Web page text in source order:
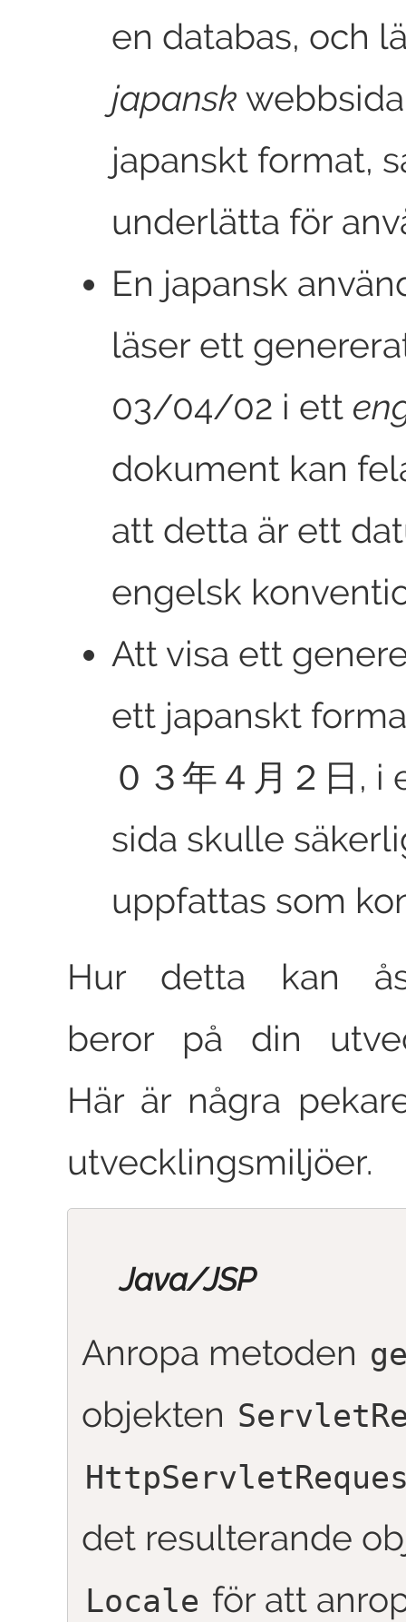
en databas, och
japansk
japanskt format,
underlätta för
En japansk
läser ett
03/04/02 i ett
dokument kan
att detta är ett
engelsk
Att visa ett
ett japanskt
０３年４月２日 , i
sida skulle
uppfattas som
Hur detta kan
beror på din
Här är några
utvecklingsmiljöer.
Java/JSP
Anropa metoden
objekten
det resulterande
Locale för att